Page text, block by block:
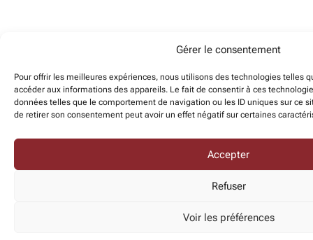
Gérer le consentement
Pour offrir les meilleures expériences, nous utilisons des technologies telles
accéder aux informations des appareils. Le fait de consentir à ces
données telles que le comportement de navigation ou les ID uniques sur ce
de retirer son consentement peut avoir un effet négatif sur certaines
Accepter
Refuser
Voir les préférences